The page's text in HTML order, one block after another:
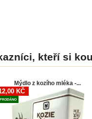
kteří si
Mýdlo z kozího mléka -...
KČ